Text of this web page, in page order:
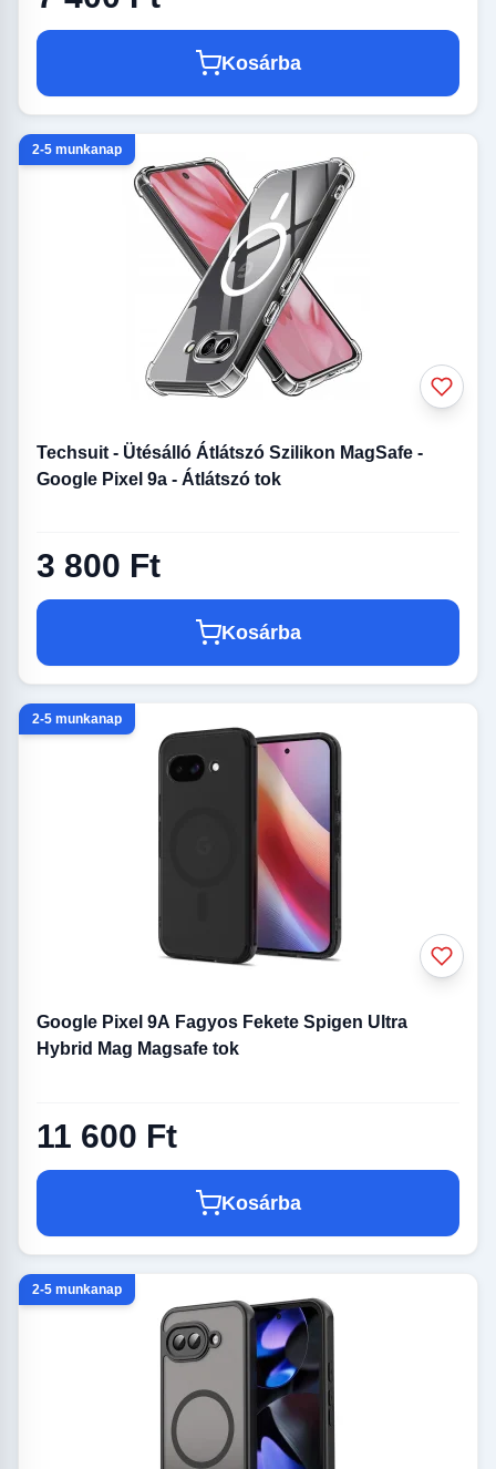
Kosárba
2-5 munkanap
Techsuit - Ütésálló Átlátszó Szilikon MagSafe -
Google Pixel 9a - Átlátszó tok
3 800 Ft
Kosárba
2-5 munkanap
Google Pixel 9A Fagyos Fekete Spigen Ultra
Hybrid Mag Magsafe tok
11 600 Ft
Kosárba
2-5 munkanap